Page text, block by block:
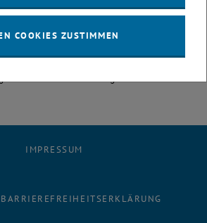
passen. Man suche z.B. nach Analysis.
hinein, denn das Verständnis des
IMPRESSUM
BARRIEREFREIHEITSERKLÄRUNG
COOKIES ZUSTIMMEN